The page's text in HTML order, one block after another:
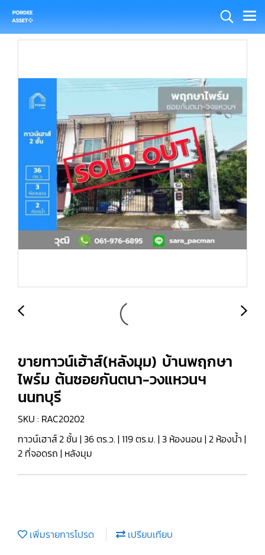
ขายทาวน์เฮ้าส์(หลังมุม) บ้านพฤกษา
ไพร์ม ต้นซอยกันตนา-วงแหวนฯ
นนทบุรี
SKU : RAC20202
ทาวน์เฮาส์ 2 ชั้น | 36 ตร.ว. | 119 ตร.ม. | 3 ห้องนอน | 2 ห้องน้ำ |
2 ที่จอดรถ | หลังมุม
เพิ่มรายการโปรด
เปรียบเทียบ